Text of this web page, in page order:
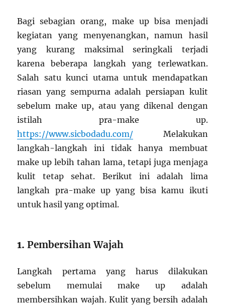
Bagi sebagian orang, make up bisa menjadi
kegiatan yang menyenangkan, namun hasil
yang kurang maksimal seringkali terjadi
karena beberapa langkah yang terlewatkan.
Salah satu kunci utama untuk mendapatkan
riasan yang sempurna adalah persiapan kulit
sebelum make up, atau yang dikenal dengan
istilah pra-make up.
https://www.sicbodadu.com/ Melakukan
langkah-langkah ini tidak hanya membuat
make up lebih tahan lama, tetapi juga menjaga
kulit tetap sehat. Berikut ini adalah lima
langkah pra-make up yang bisa kamu ikuti
untuk hasil yang optimal.
1.Pembersihan Wajah
Langkah pertama yang harus dilakukan
sebelum memulai make up adalah
membersihkan wajah. Kulit yang bersih adalah